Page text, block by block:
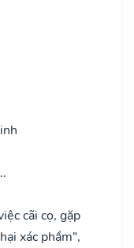
cãi cọ, gặp
xác phầm",